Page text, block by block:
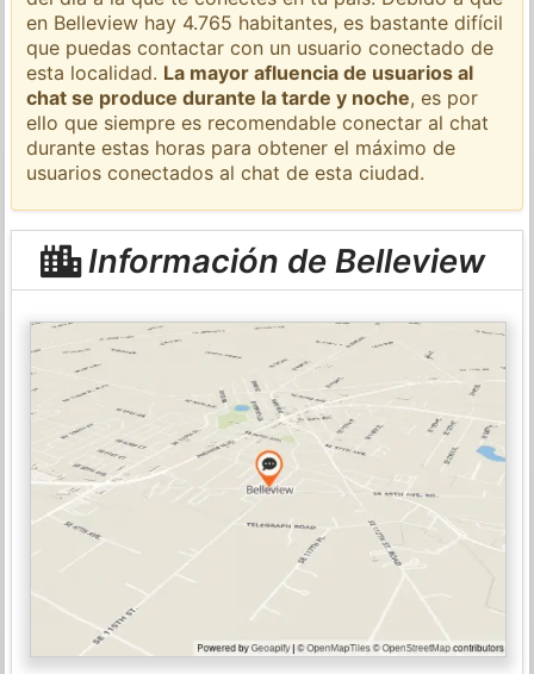
en Belleview hay 4.765 habitantes, es bastante difícil
que puedas contactar con un usuario conectado de
esta localidad. La mayor afluencia de usuarios al
chat se produce durante la tarde y noche, es por
ello que siempre es recomendable conectar al chat
durante estas horas para obtener el máximo de
usuarios conectados al chat de esta ciudad.
Información de Belleview